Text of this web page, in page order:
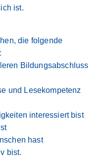
ist.
die folgende
Bildungsabschluss
und Lesekompetenz
interessiert bist
hast
bist.